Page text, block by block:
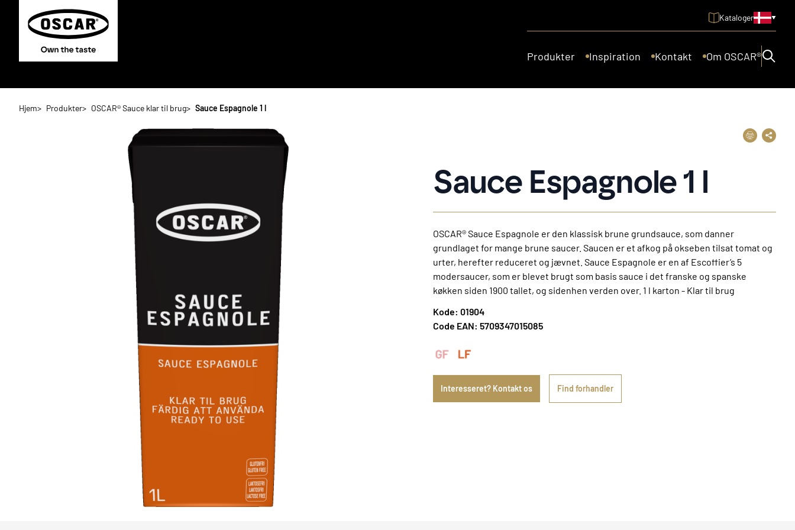
Kataloger
Produkter Inspiration Kontakt Om OSCAR®
Hjem Produkter OSCAR® Sauce klar til brug Sauce Espagnole 1 l
Sauce Espagnole 1 l
OSCAR® Sauce Espagnole er den klassisk brune grundsauce, som danner
grundlaget for mange brune saucer. Saucen er et afkog på okseben tilsat tomat og
urter, herefter reduceret og jævnet. Sauce Espagnole er en af Escoffier’s 5
modersaucer, som er blevet brugt som basis sauce i det franske og spanske
køkken siden 1900 tallet, og sidenhen verden over. 1 l karton - Klar til brug
Kode: 01904
Code EAN: 5709347015085
Interesseret? Kontakt os Find forhandler